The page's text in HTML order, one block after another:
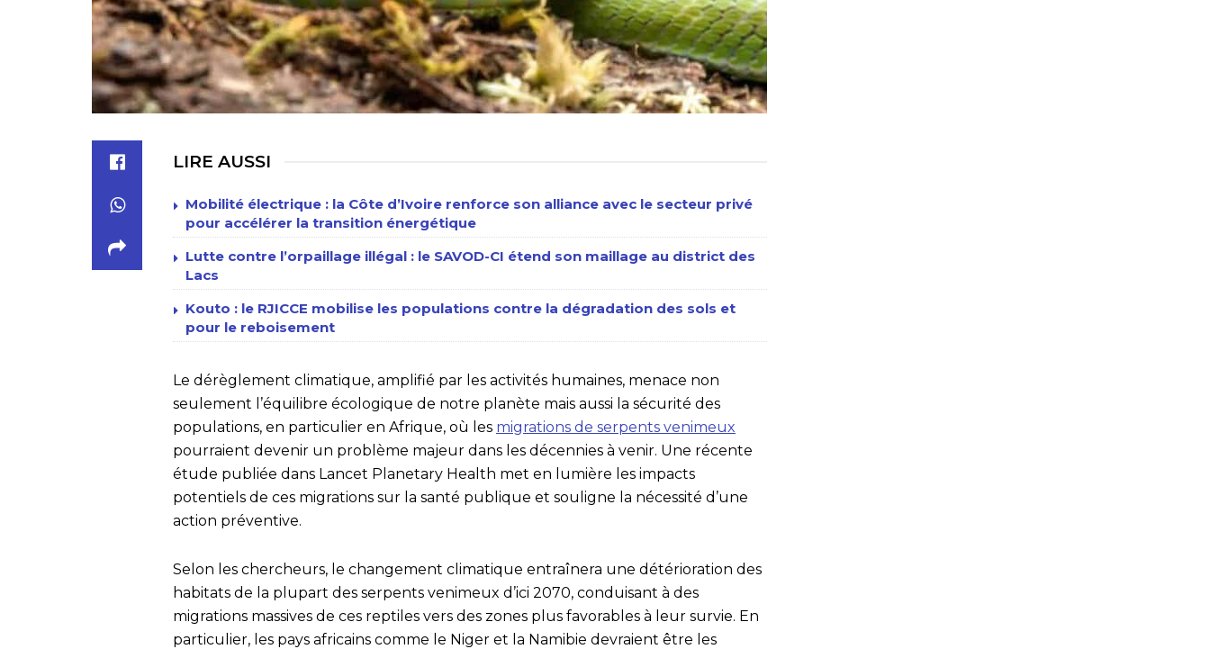
LIRE AUSSI
Mobilité électrique : la Côte d’Ivoire renforce son alliance avec le secteur privé
pour accélérer la transition énergétique
Lutte contre l’orpaillage illégal : le SAVOD-CI étend son maillage au district des
Lacs
Kouto : le RJICCE mobilise les populations contre la dégradation des sols et
pour le reboisement
Le dérèglement climatique, amplifié par les activités humaines, menace non
seulement l’équilibre écologique de notre planète mais aussi la sécurité des
populations, en particulier en Afrique, où les migrations de serpents venimeux
pourraient devenir un problème majeur dans les décennies à venir. Une récente
étude publiée dans Lancet Planetary Health met en lumière les impacts
potentiels de ces migrations sur la santé publique et souligne la nécessité d’une
action préventive.
Selon les chercheurs, le changement climatique entraînera une détérioration des
habitats de la plupart des serpents venimeux d’ici 2070, conduisant à des
migrations massives de ces reptiles vers des zones plus favorables à leur survie. En
particulier, les pays africains comme le Niger et la Namibie devraient être les